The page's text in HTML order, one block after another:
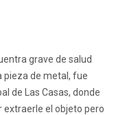
grave de salud
pieza de metal, fue
de Las Casas, donde
extraerle el objeto pero